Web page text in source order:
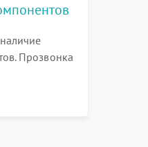
Прозвонка